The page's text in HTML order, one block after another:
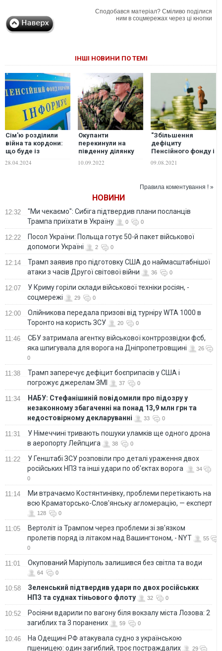
Сподобався матеріал? Сміливо поділися
ним в соцмережах через ці кнопки
ІНШІ НОВИНИ ПО ТЕМІ
Сім'ю розділили
війна та кордони:
що буде із
дружина з дітьми
28.04.2024
Окупанти
перекинули на
південну ділянку
фонд ДНР", –
10.09.2022
"Збільшення
дефіциту
Пенсійного фонду і
для пенсіонерів", –
про
09.08.2021
Правила коментування ! »
НОВИНИ
12:32
"Ми чекаємо": Сибіга підтвердив плани посланців
Трампа приїхати в Україну
0 0
12:22
Посол України: Польща готує 50-й пакет військової
допомоги Україні
2 0
12:14
Трамп заявив про підготовку США до наймасштабнішої
атаки з часів Другої світової війни
36 0
12:07
У Криму горіли склади військової техніки росіян, -
соцмережі
29 0
12:00
Олійникова передала призові від турніру WTA 1000 в
Торонто на користь ЗСУ
20 0
11:46
СБУ затримала агентку військової контррозвідки фсб,
яка шпигувала для ворога на Дніпропетровщині
26
0
11:38
Трамп заперечує дефіцит боєприпасів у США і
погрожує джерелам ЗМІ
37 0
11:34
НАБУ: Стефанішиній повідомили про підозру у
незаконному збагаченні на понад 13,9 млн грн та
недостовірному декларуванні
33 0
11:31
У Німеччині тривають пошуки уламків ще одного дрона
в аеропорту Лейпцига
38 0
11:22
У Генштабі ЗСУ розповіли про деталі ураження двох
російських НПЗ та інші удари по об'єктах ворога
34
0
11:14
Ми втрачаємо Костянтинівку, проблеми перетікають на
всю Краматорсько-Слов'янську агломерацію, — експерт
128 0
11:05
Вертоліт із Трампом через проблеми зі зв'язком
пролетів поряд із літаком над Вашингтоном, - NYT
55
0
11:01 Окупований Маріуполь залишився без світла та води
64 0
10:58
Зеленський підтвердив удари по двох російських
НПЗ та суднах тіньового флоту
32 0
10:52
Росіяни вдарили по вагону біля вокзалу міста Лозова: 2
загиблих та 3 поранених
59 0
10:46
На Одещині РФ атакувала судно з українською
пшеницею: один загиблий, троє постраждалих
29